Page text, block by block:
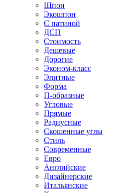
Шпон
Экошпон
С патиной
ДСП
Стоимость
Дешевые
Дорогие
Эконом-класс
Элитные
Форма
П-образные
Угловые
Прямые
Радиусные
Скошенные углы
Стиль
Современные
Евро
Английские
Дизайнерские
Итальянские